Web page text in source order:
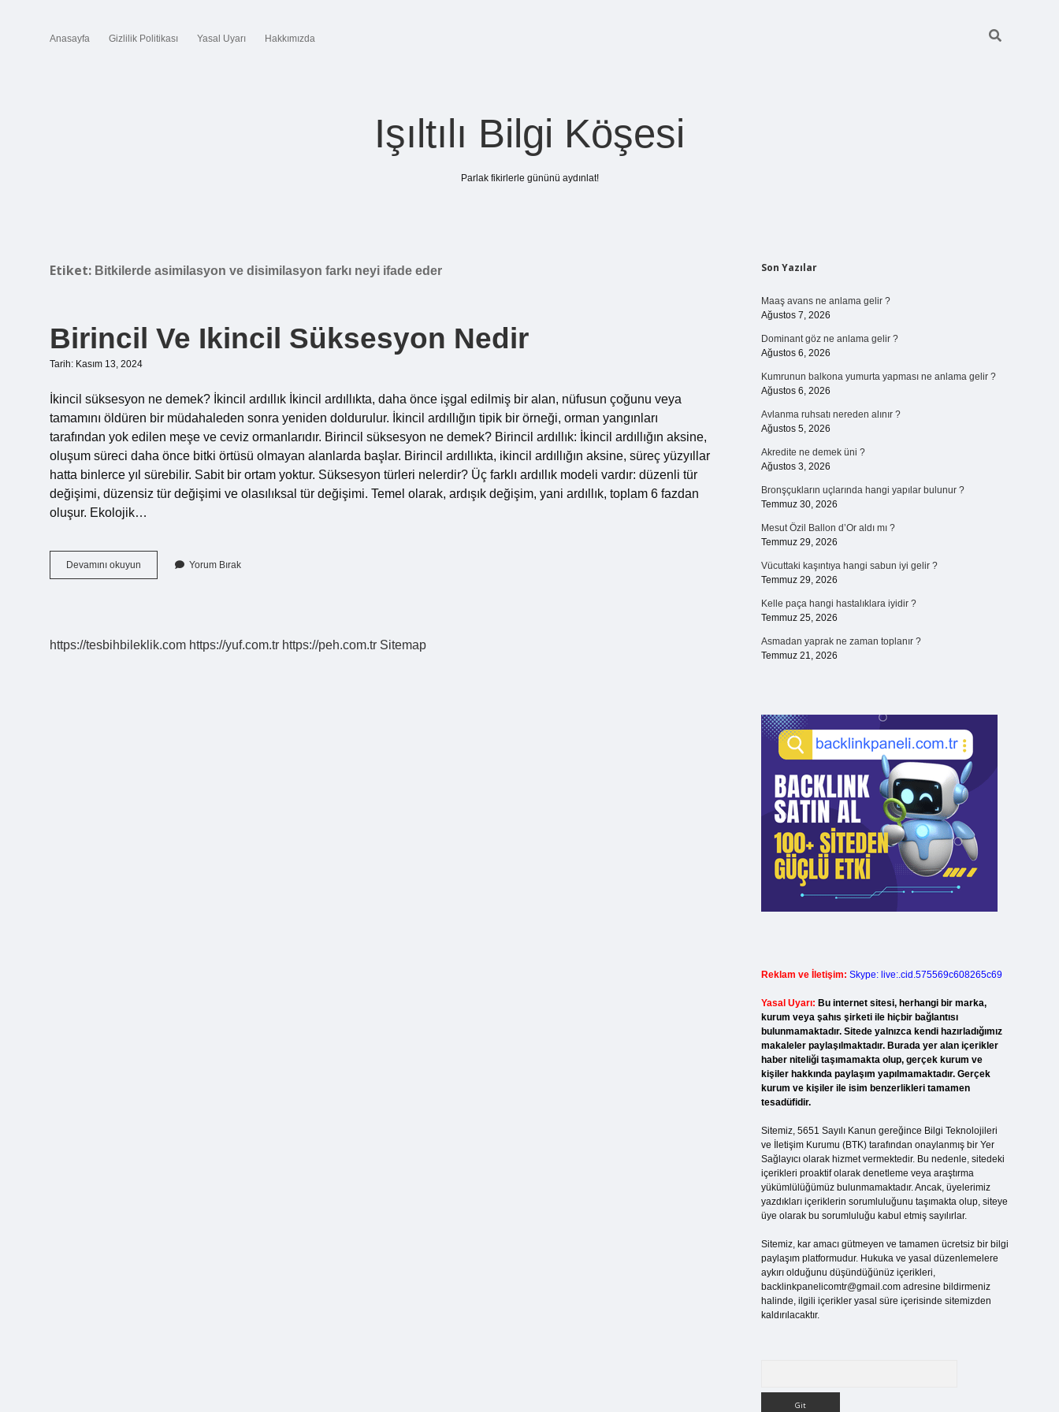
Anasayfa Gizlilik Politikası Yasal Uyarı Hakkımızda
Işıltılı Bilgi Köşesi
Parlak fikirlerle gününü aydınlat!
Etiket: Bitkilerde asimilasyon ve disimilasyon farkı neyi ifade eder
Birincil Ve Ikincil Süksesyon Nedir
Tarih: Kasım 13, 2024
İkincil süksesyon ne demek? İkincil ardıllık İkincil ardıllıkta, daha önce işgal edilmiş bir alan, nüfusun çoğunu veya
tamamını öldüren bir müdahaleden sonra yeniden doldurulur. İkincil ardıllığın tipik bir örneği, orman yangınları
tarafından yok edilen meşe ve ceviz ormanlarıdır. Birincil süksesyon ne demek? Birincil ardıllık: İkincil ardıllığın aksine,
oluşum süreci daha önce bitki örtüsü olmayan alanlarda başlar. Birincil ardıllıkta, ikincil ardıllığın aksine, süreç yüzyıllar
hatta binlerce yıl sürebilir. Sabit bir ortam yoktur. Süksesyon türleri nelerdir? Üç farklı ardıllık modeli vardır: düzenli tür
değişimi, düzensiz tür değişimi ve olasılıksal tür değişimi. Temel olarak, ardışık değişim, yani ardıllık, toplam 6 fazdan
oluşur. Ekolojik…
Devamını okuyun
Ve
Yorum Bırak
https://tesbihbileklik.com https://yuf.com.tr https://peh.com.tr Sitemap
Sidebar
Son Yazılar
Maaş avans ne anlama gelir ?
Ağustos 7, 2026
Dominant göz ne anlama gelir ?
Ağustos 6, 2026
Kumrunun balkona yumurta yapması ne anlama gelir ?
Ağustos 6, 2026
Avlanma ruhsatı nereden alınır ?
Ağustos 5, 2026
Akredite ne demek üni ?
Ağustos 3, 2026
Bronşçukların uçlarında hangi yapılar bulunur ?
Temmuz 30, 2026
Mesut Özil Ballon d’Or aldı mı ?
Temmuz 29, 2026
Vücuttaki kaşıntıya hangi sabun iyi gelir ?
Temmuz 29, 2026
Kelle paça hangi hastalıklara iyidir ?
Temmuz 25, 2026
Asmadan yaprak ne zaman toplanır ?
Temmuz 21, 2026
Reklam ve İletişim: Skype: live:.cid.575569c608265c69
Yasal Uyarı: Bu internet sitesi, herhangi bir marka,
kurum veya şahıs şirketi ile hiçbir bağlantısı
bulunmamaktadır. Sitede yalnızca kendi hazırladığımız
makaleler paylaşılmaktadır. Burada yer alan içerikler
haber niteliği taşımamakta olup, gerçek kurum ve
kişiler hakkında paylaşım yapılmamaktadır. Gerçek
kurum ve kişiler ile isim benzerlikleri tamamen
tesadüfidir.
Sitemiz, 5651 Sayılı Kanun gereğince Bilgi Teknolojileri
ve İletişim Kurumu (BTK) tarafından onaylanmış bir Yer
Sağlayıcı olarak hizmet vermektedir. Bu nedenle, sitedeki
içerikleri proaktif olarak denetleme veya araştırma
yükümlülüğümüz bulunmamaktadır. Ancak, üyelerimiz
yazdıkları içeriklerin sorumluluğunu taşımakta olup, siteye
üye olarak bu sorumluluğu kabul etmiş sayılırlar.
Sitemiz, kar amacı gütmeyen ve tamamen ücretsiz bir bilgi
paylaşım platformudur. Hukuka ve yasal düzenlemelere
aykırı olduğunu düşündüğünüz içerikleri,
backlinkpanelicomtr@gmail.comadresine bildirmeniz
halinde, ilgili içerikler yasal süre içerisinde sitemizden
kaldırılacaktır.